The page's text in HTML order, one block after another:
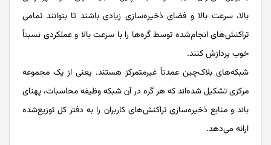
بالا، سرعت بالا و فضای ذخیره‌سازی زیادی باشند تا بتوانند تمامی
تراکنش‌های انجام‌شده توسط گره‌ها را با سرعت بالا و عملکردی نسبتاً
خوب پردازش کنند.
شبکه‌های بلاک‌چین عمدتاً غیرمتمرکز هستند. یعنی از یک مجموعه
مرکزی تشکیل شده‌اند که هر گره در آن شبکه وظیفه محاسبات، پهنای
باند و منابع ذخیره‌سازی تراکنش‌های کاربران را به دفتر کل توزیع‌شده
ارائه می‌دهد.